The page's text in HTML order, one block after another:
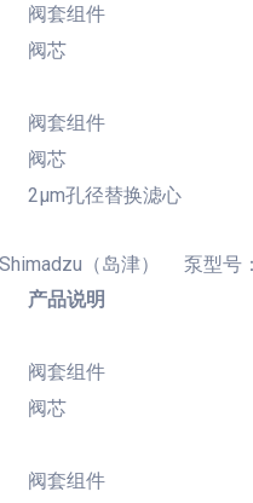
阀套组件
阀芯
阀套组件
阀芯
2µm孔径替换滤心
Shimadzu（岛津） 泵型号
产品说明
阀套组件
阀芯
阀套组件